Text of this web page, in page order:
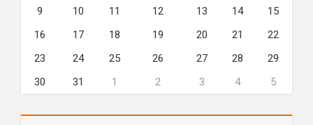
9
10 11 12 13 14
15
16
17 18 19 20 21
22
23
24 25 26 27 28
29
30
31 1 2 3 4 5